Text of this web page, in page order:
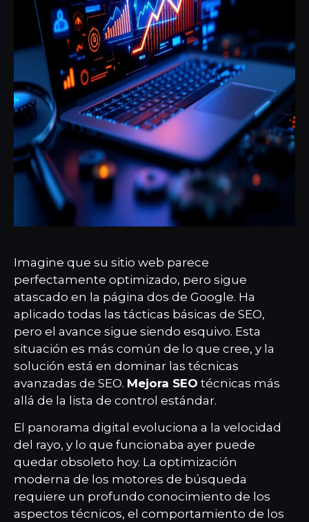
Imagine que su sitio web parece
perfectamente optimizado, pero sigue
atascado en la página dos de Google. Ha
aplicado todas las tácticas básicas de SEO,
pero el avance sigue siendo esquivo. Esta
situación es más común de lo que cree, y la
solución está en dominar las técnicas
avanzadas de SEO. Mejora SEO técnicas más
allá de la lista de control estándar.
El panorama digital evoluciona a la velocidad
del rayo, y lo que funcionaba ayer puede
quedar obsoleto hoy. La optimización
moderna de los motores de búsqueda
requiere un profundo conocimiento de los
aspectos técnicos, el comportamiento de los